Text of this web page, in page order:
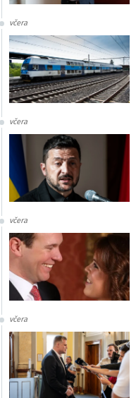
včera
včera
včera
včera